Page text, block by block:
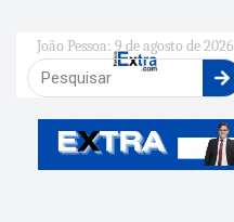
João Pessoa: 9 de agosto de 2026